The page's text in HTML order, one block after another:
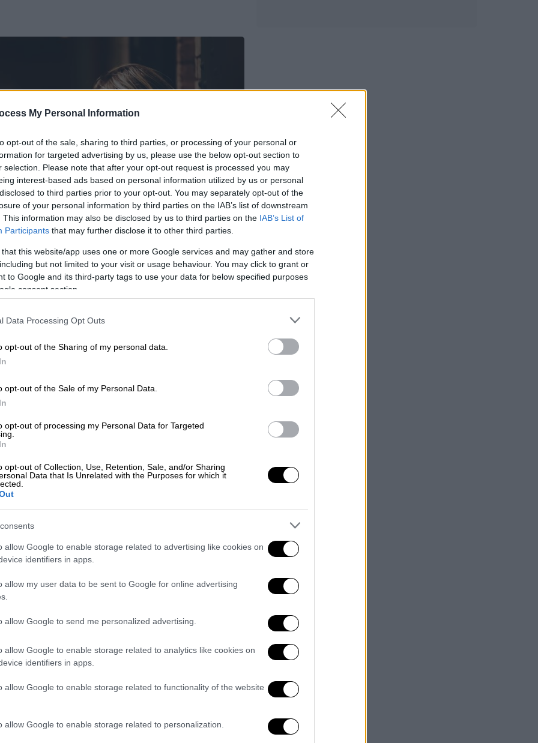
My Personal Information
opt-out of the sale, sharing to third parties, or processing of your personal or
for targeted advertising by us, please use the below opt-out section to
selection. Please note that after your opt-out request is processed you may
interest-based ads based on personal information utilized by us or personal
to third parties prior to your opt-out. You may separately opt-out of the
of your personal information by third parties on the IAB’s list of downstream
This information may also be disclosed by us to third parties on the IAB’s List of
Participants that may further disclose it to other third parties.
that this website/app uses one or more Google services and may gather and store
but not limited to your visit or usage behaviour. You may click to grant or
to Google and its third-party tags to use your data for below specified purposes
consent section.
Data Processing Opt Outs
opt-out of the Sharing of my personal data.
opt-out of the Sale of my Personal Data.
opt-out of processing my Personal Data for Targeted
opt-out of Collection, Use, Retention, Sale, and/or Sharing
Data that Is Unrelated with the Purposes for which it
allow Google to enable storage related to advertising like cookies on
identifiers in apps.
allow my user data to be sent to Google for online advertising
allow Google to send me personalized advertising.
allow Google to enable storage related to analytics like cookies on
identifiers in apps.
allow Google to enable storage related to functionality of the website
allow Google to enable storage related to personalization.
το ΕΘΝΟΣ στη Google
σε αεροπορική
καθόταν δίπλα της.
Μάρτιο, την ώρα που ο κατηγορούμενος
στο Βέλγιο. Αρχικά αντάλλαξε μερικές
αποκοιμήθηκε
της, αγγίζοντάς την επανειλημμένα.
ο γιος της πριγκίπισσας της
κάθειρξης 10 ετών
αγωγής κασκαντέρ για σκηνή
υπέστη σοκκαι δεν μπορούσε να
που ο κατηγορούμενος σταμάτησε από